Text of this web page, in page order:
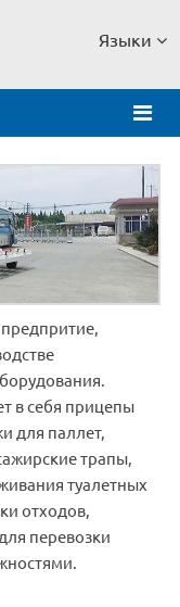
Языки
в себя прицепы
для паллет,
трапы,
туалетных
отходов,
перевозки